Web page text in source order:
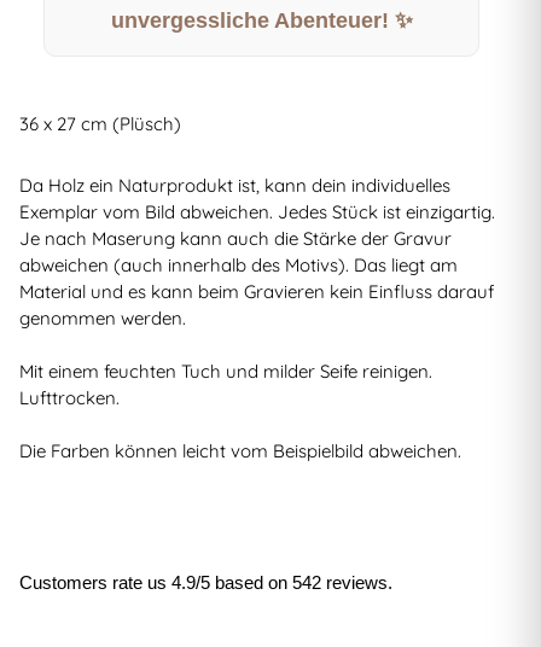
unvergessliche Abenteuer! ✨
36 x 27 cm (Plüsch)
Da Holz ein Naturprodukt ist, kann dein individuelles
Exemplar vom Bild abweichen. Jedes Stück ist einzigartig.
Je nach Maserung kann auch die Stärke der Gravur
abweichen (auch innerhalb des Motivs). Das liegt am
Material und es kann beim Gravieren kein Einfluss darauf
genommen werden.
Mit einem feuchten Tuch und milder Seife reinigen.
Lufttrocken.
Die Farben können leicht vom Beispielbild abweichen.
Customers rate us 4.9/5 based on 542 reviews.